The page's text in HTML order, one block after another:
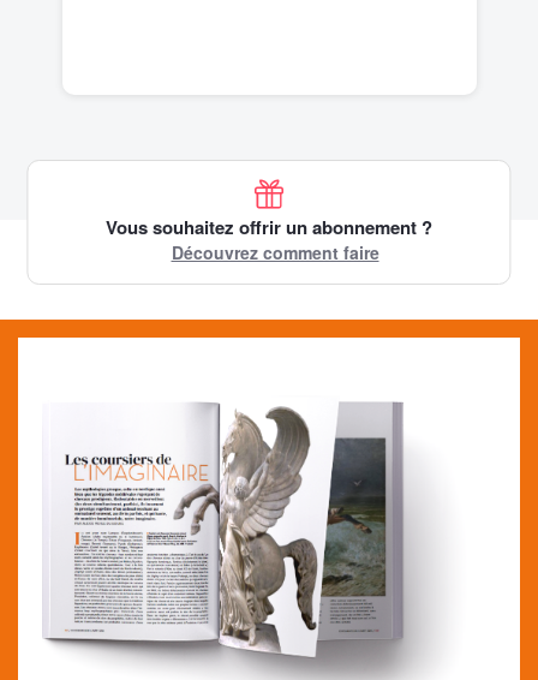
Vous souhaitez offrir un abonnement ?
Découvrez comment faire